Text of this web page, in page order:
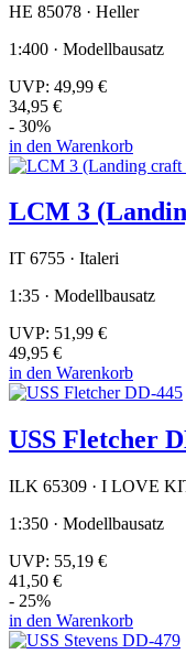
HE 85078 · Heller
1:400 · Modellbausatz
UVP: 49,99 €
34,95 €
- 30%
in den Warenkorb
LCM 3
IT 6755 · Italeri
1:35 · Modellbausatz
UVP: 51,99 €
49,95 €
in den Warenkorb
USS Fletcher
ILK 65309 · I LOVE
1:350 · Modellbausatz
UVP: 55,19 €
41,50 €
- 25%
in den Warenkorb